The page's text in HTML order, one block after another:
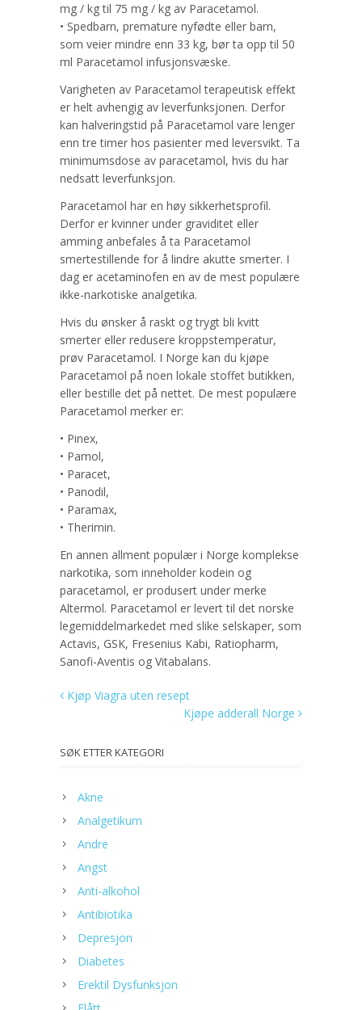
mg / kg til 75 mg / kg av Paracetamol.
• Spedbarn, premature nyfødte eller barn,
som veier mindre enn 33 kg, bør ta opp til 50
ml Paracetamol infusjonsvæske.
Varigheten av Paracetamol terapeutisk effekt
er helt avhengig av leverfunksjonen. Derfor
kan halveringstid på Paracetamol vare lenger
enn tre timer hos pasienter med leversvikt. Ta
minimumsdose av paracetamol, hvis du har
nedsatt leverfunksjon.
Paracetamol har en høy sikkerhetsprofil.
Derfor er kvinner under graviditet eller
amming anbefales å ta Paracetamol
smertestillende for å lindre akutte smerter. I
dag er acetaminofen en av de mest populære
ikke-narkotiske analgetika.
Hvis du ønsker å raskt og trygt bli kvitt
smerter eller redusere kroppstemperatur,
prøv Paracetamol. I Norge kan du kjøpe
Paracetamol på noen lokale stoffet butikken,
eller bestille det på nettet. De mest populære
Paracetamol merker er:
• Pinex,
• Pamol,
• Paracet,
• Panodil,
• Paramax,
• Therimin.
En annen allment populær i Norge komplekse
narkotika, som inneholder kodein og
paracetamol, er produsert under merke
Altermol. Paracetamol er levert til det norske
legemiddelmarkedet med slike selskaper, som
Actavis, GSK, Fresenius Kabi, Ratiopharm,
Sanofi-Aventis og Vitabalans.
Kjøp Viagra uten resept
Kjøpe adderall Norge
SØK ETTER KATEGORI
Akne
Analgetikum
Andre
Angst
Anti-alkohol
Antibiotika
Depresjon
Diabetes
Erektil Dysfunksjon